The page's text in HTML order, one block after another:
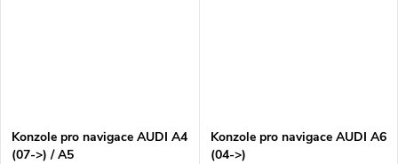
Konzole pro navigace AUDI A4
(07->) / A5
Konzole pro navigace AUDI A6
(04->)